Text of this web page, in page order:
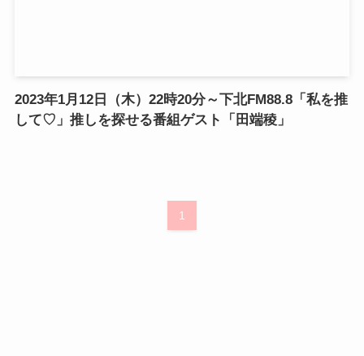
2023年1月12日（木）22時20分～下北FM88.8「私を推
して♡」推しを探せる番組ゲスト「田端稜」
1